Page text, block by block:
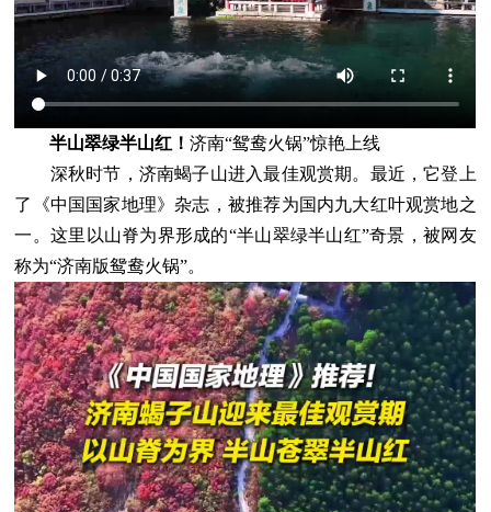
半山翠绿半山红！济南“鸳鸯火锅”惊艳上线
深秋时节，济南蝎子山进入最佳观赏期。最近，它登上
了《中国国家地理》杂志，被推荐为国内九大红叶观赏地之
一。这里以山脊为界形成的“半山翠绿半山红”奇景，被网友
称为“济南版鸳鸯火锅”。